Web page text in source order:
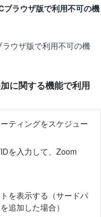
ブラウザ版で利用不可の機
ウザ版で利用不可の機
に関する機能で利用
ティングをスケジュー
を入力して、Zoom
を表示する（サードパ
追加した場合）